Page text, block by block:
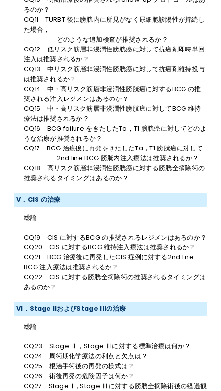
るのか？
CQ11 TURBT 後に膀胱内に所見がなく尿細胞診陽性が持続し
た場合，
どのような追加検査が推奨されるか？
CQ12 低リスク筋層非浸潤性膀胱癌に対して抗癌剤即時単回
注入は推奨されるか？
CQ13 中リスク筋層非浸潤性膀胱癌に対して抗癌剤維持投与
は推奨されるか？
CQ14 中・高リスク筋層非浸潤性膀胱癌に対するBCG の推
奨される注入レジメンはあるのか？
CQ15 中・高リスク筋層非浸潤性膀胱癌に対してBCG 維持
療法は推奨されるか？
CQ16 BCG failure をきたしたTa，T1 膀胱癌に対してどのよ
うな治療が推奨されるか？
CQ17 BCG 治療後に再発をきたしたTa，T1 膀胱癌に対して
2nd line BCG 膀胱内注入療法は推奨されるか？
CQ18 高リスク筋層非浸潤性膀胱癌に対する膀胱全摘除術の
推奨されるタイミングはあるのか？
V．CIS の治療
総論
CQ19 CIS に対するBCG の推奨されるレジメンはあるのか？
CQ20 CIS に対するBCG 維持注入療法は推奨されるか？
CQ21 BCG 治療後に再発したCIS 症例に対する2nd line
BCG 注入療法は推奨されるか？
CQ22 CIS に対する膀胱全摘除術の推奨されるタイミングは
あるのか？
VI．Stage IIおよびStage IIIの治療
総論
CQ23 Stage Ⅱ，Stage Ⅲに対する標準治療は何か？
CQ24 周術期化学療法の利点と欠点は？
CQ25 根治手術後の再発の様式は？
CQ26 術後再発の危険因子は何か？
CQ27 Stage Ⅱ, Stage Ⅲに対する膀胱全摘除術後の経過観